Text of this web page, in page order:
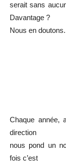
serait sans
Davantage ?
Nous en doutons.
Chaque année,
direction
nous pond un
fois c’est